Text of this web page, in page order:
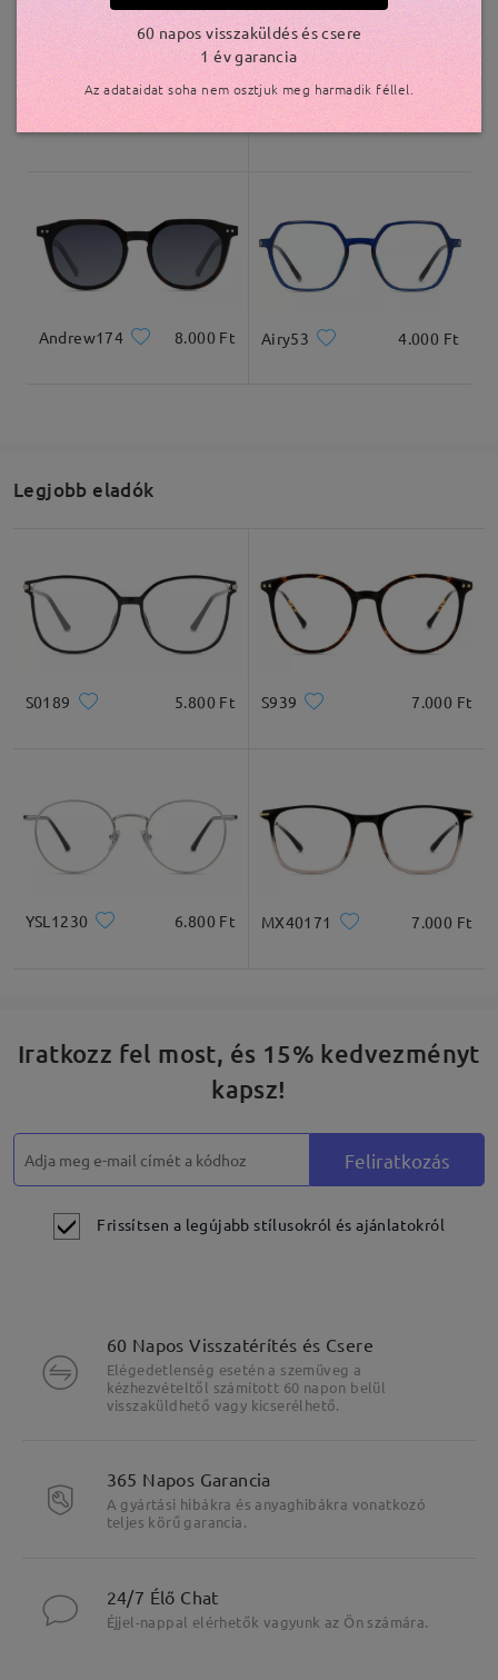
Kiszállítva
YSL5918M 6.300 Ft TP94596 3.500 Ft
Andrew174 8.000 Ft Airy53 4.000 Ft
Legjobb eladók
S0189 5.800 Ft S939 7.000 Ft
YSL1230 6.800 Ft MX40171 7.000 Ft
Iratkozz fel most, és 15% kedvezményt
kapsz!
Feliratkozás
Frissítsen a legújabb stílusokról és ajánlatokról
60 Napos Visszatérítés és Csere
Elégedetlenség esetén a szemüveg a
kézhezvételtől számított 60 napon belül
visszaküldhető vagy kicserélhető.
365 Napos Garancia
A gyártási hibákra és anyaghibákra vonatkozó
teljes körű garancia.
24/7 Élő Chat
Éjjel-nappal elérhetők vagyunk az Ön számára.
60 napos visszaküldés és csere
1 év garancia
Az adataidat soha nem osztjuk meg harmadik féllel.